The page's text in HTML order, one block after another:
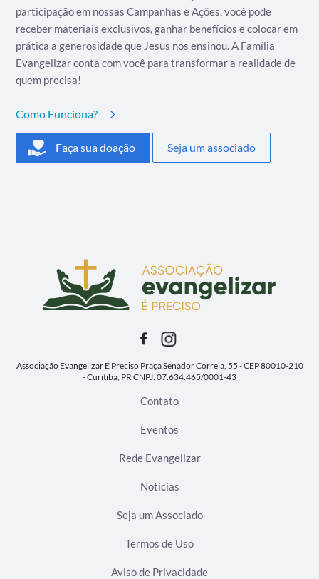
participação em nossas Campanhas e Ações, você pode
receber materiais exclusivos, ganhar benefícios e colocar em
prática a generosidade que Jesus nos ensinou. A Família
Evangelizar conta com você para transformar a realidade de
quem precisa!
Como Funciona?
Faça sua doação Seja um associado
Associação Evangelizar É PrecisoPraça Senador Correia, 55 - CEP 80010-210
- Curitiba, PRCNPJ: 07.634.465/0001-43
Contato
Eventos
Rede Evangelizar
Notícias
Seja um Associado
Termos de Uso
Aviso de Privacidade